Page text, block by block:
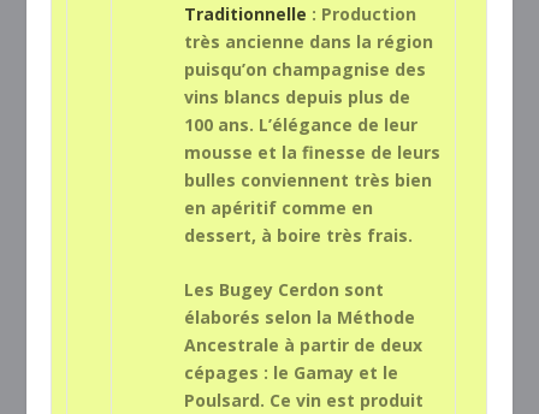
Traditionnelle : Production
très ancienne dans la région
puisqu’on champagnise des
vins blancs depuis plus de
100 ans. L’élégance de leur
mousse et la finesse de leurs
bulles conviennent très bien
en apéritif comme en
dessert, à boire très frais.
Les Bugey Cerdon sont
élaborés selon la Méthode
Ancestrale à partir de deux
cépages : le Gamay et le
Poulsard. Ce vin est produit